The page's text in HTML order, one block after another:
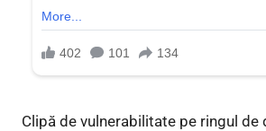
Clipă de vulnerabilitate pe ringul de